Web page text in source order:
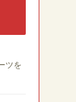
ツを